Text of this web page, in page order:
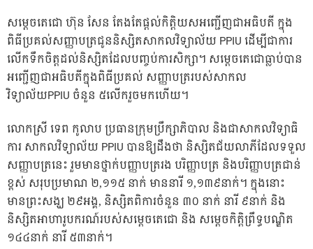
សម្តេចតេជោ ហ៊ុន សែន តែងតែផ្តល់កិត្តិយសអញ្ជើញជាអធិបតី ក្នុង
ពិធីប្រគល់សញ្ញាបត្រជូននិស្សិតសាកលវិទ្យាល័យ PPIU ដើម្បីជាការ
លើកទឹកចិត្តដល់និស្សិតដែលបញ្ចប់ការសិក្សា។ សម្តេចតេជោធ្លាប់បាន
អញ្ជើញជាអធិបតីក្នុងពិធីប្រគល់ សញ្ញាបត្ររបស់សាកល
វិទ្យាល័យPPIU ចំនួន ៥លើករួចមកហើយ។
លោកស្រី ទេព កូលាប ប្រធានក្រុមប្រឹក្សាភិបាល និងជាសាកលវិទ្យាធិ
ការ សាកលវិទ្យាល័យ PPIU បានឱ្យដឹងថា និស្សិតជ័យលាភីដែលទទួល
សញ្ញាបត្រនេះ រួមមានថ្នាក់បញ្ញាបត្ររង បរិញ្ញាបត្រ និងបរិញ្ញាបត្រជាន់
ខ្ពស់ សរុបប្រមាណ ២,១១៥ នាក់ មាននារី ១,១៣៩នាក់។ ក្នុងនោះ
មានព្រះសង្ឃ ២៩អង្គ, និស្សិតពិការចំនួន ៣០ នាក់ នារី ៩នាក់ និង
និស្សិតអាហារូបករណ៍របស់សម្តេចតេជោ និង សម្តេចកិត្តិព្រឹទ្ធបណ្ឌិត
១៤៤នាក់ នារី ៥៣នាក់។